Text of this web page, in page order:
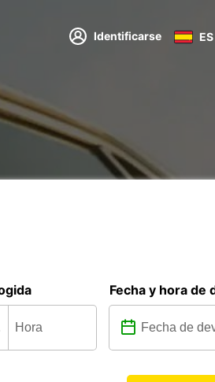
Identificarse ES
Fecha y hora de